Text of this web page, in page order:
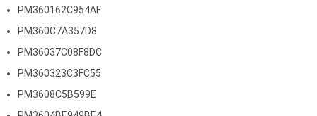
PM360162C954AF
PM360C7A357D8
PM36037C08F8DC
PM360323C3FC55
PM3608C5B599E